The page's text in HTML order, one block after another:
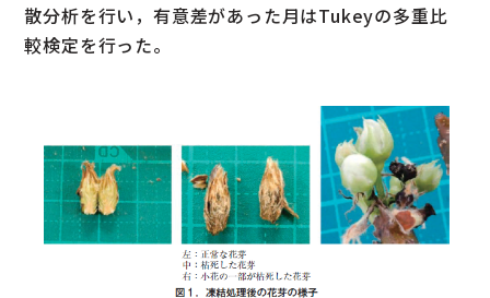
散分析を行い，有意差があった月はTukeyの多重比
較検定を行った。